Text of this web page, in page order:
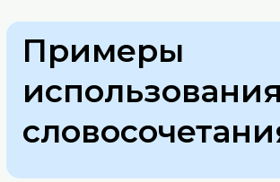
Примеры
использования